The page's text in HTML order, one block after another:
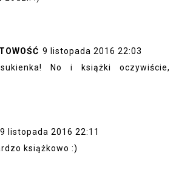
9 listopada 2016 22:03
No i książki oczywiście,
9 listopada 2016 22:11
książkowo :)